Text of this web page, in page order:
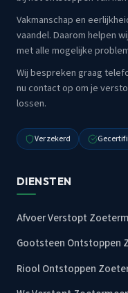
Vakmanschap en
vaandel. Daarom helpen
met alle mogelijke
Wij bespreken graag
nu contact op om je
lossen.
Verzekerd
DIENSTEN
Afvoer Verstopt
Gootsteen Ontstoppen
Riool Ontstoppen